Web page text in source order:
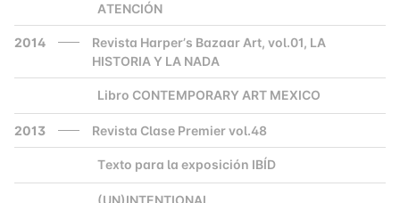
ATENCIÓN
2014
Revista Harper’s Bazaar Art, vol.01, LA
HISTORIA Y LA NADA
Libro CONTEMPORARY ART MEXICO
2013 Revista Clase Premier vol.48
Texto para la exposición IBÍD
(UN)INTENTIONAL